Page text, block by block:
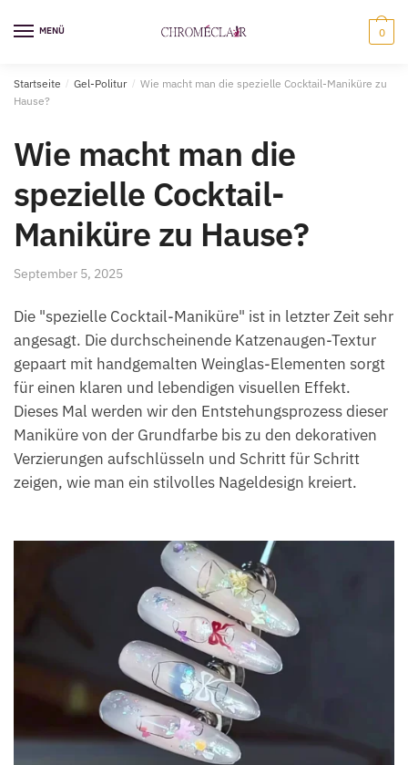
Navigation
Inhalt MENÜ 0
Startseite / Gel-Politur / Wie macht man die spezielle Cocktail-Maniküre zu
Hause?
Wie macht man die
spezielle Cocktail-
Maniküre zu Hause?
September 5, 2025
Die "spezielle Cocktail-Maniküre" ist in letzter Zeit sehr
angesagt. Die durchscheinende Katzenaugen-Textur
gepaart mit handgemalten Weinglas-Elementen sorgt
für einen klaren und lebendigen visuellen Effekt.
Dieses Mal werden wir den Entstehungsprozess dieser
Maniküre von der Grundfarbe bis zu den dekorativen
Verzierungen aufschlüsseln und Schritt für Schritt
zeigen, wie man ein stilvolles Nageldesign kreiert.